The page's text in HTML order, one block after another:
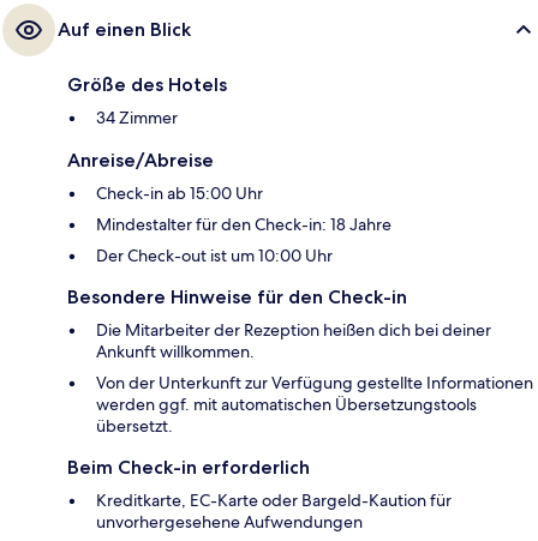
Auf einen Blick
Größe des Hotels
34 Zimmer
Anreise/Abreise
Check-in ab 15:00 Uhr
Mindestalter für den Check-in: 18 Jahre
Der Check-out ist um 10:00 Uhr
Besondere Hinweise für den Check-in
Die Mitarbeiter der Rezeption heißen dich bei deiner
Ankunft willkommen.
Von der Unterkunft zur Verfügung gestellte Informationen
werden ggf. mit automatischen Übersetzungstools
übersetzt.
Beim Check-in erforderlich
Kreditkarte, EC-Karte oder Bargeld-Kaution für
unvorhergesehene Aufwendungen